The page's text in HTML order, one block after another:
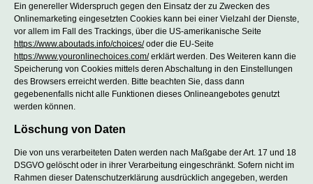
Ein genereller Widerspruch gegen den Einsatz der zu Zwecken des
Onlinemarketing eingesetzten Cookies kann bei einer Vielzahl der Dienste,
vor allem im Fall des Trackings, über die US-amerikanische Seite
https://www.aboutads.info/choices/oder die EU-Seite
https://www.youronlinechoices.com/erklärt werden. Des Weiteren kann die
Speicherung von Cookies mittels deren Abschaltung in den Einstellungen
des Browsers erreicht werden. Bitte beachten Sie, dass dann
gegebenenfalls nicht alle Funktionen dieses Onlineangebotes genutzt
werden können.
Löschung von Daten
Die von uns verarbeiteten Daten werden nach Maßgabe der Art. 17 und 18
DSGVO gelöscht oder in ihrer Verarbeitung eingeschränkt. Sofern nicht im
Rahmen dieser Datenschutzerklärung ausdrücklich angegeben, werden